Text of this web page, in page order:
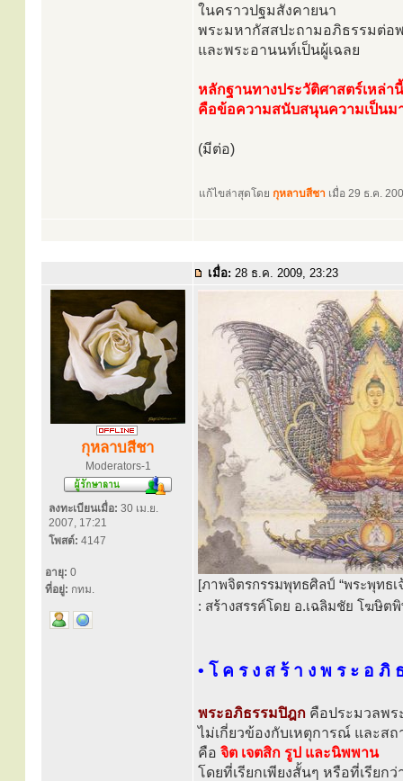
ในคราวปฐมสังคายนา
พระมหากัสสปะถามอภิธรรมต่อ
และพระอานนท์เป็นผู้เฉลย
หลักฐานทางประวัติศาสตร์เหล่านี้
คือข้อความสนับสนุนความเป็นม
(มีต่อ)
แก้ไขล่าสุดโดย กุหลาบสีชา เมื่อ 29 ธ.ค.
เมื่อ: 28 ธ.ค. 2009, 23:23
กุหลาบสีชา
Moderators-1
ลงทะเบียนเมื่อ: 30 เม.ย.
2007, 17:21
โพสต์: 4147
อายุ: 0
ที่อยู่: กทม.
[ภาพจิตรกรรมพุทธศิลป์ “พระพุทธเ
: สร้างสรรค์โดย อ.เฉลิมชัย โฆษิต
• โ ค ร ง ส ร้ า ง พ ร ะ อ ภิ
พระอภิธรรมปิฎก คือประมวลพ
ไม่เกี่ยวข้องกับเหตุการณ์ และส
คือ จิต เจตสิก รูป และนิพพาน
โดยที่เรียกเพียงสั้นๆ หรือที่เรียก